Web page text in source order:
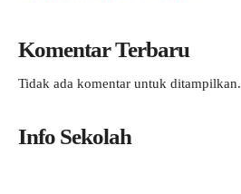
Komentar Terbaru
Tidak ada komentar untuk ditampilkan.
Info Sekolah